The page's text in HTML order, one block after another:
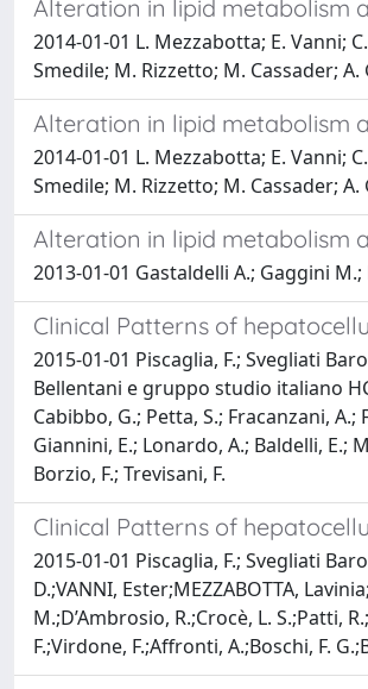
Alteration in lipid metabolism
2014-01-01 L. Mezzabotta; E. Vanni;
Smedile; M. Rizzetto; M. Cassader;
Alteration in lipid metabolism
2014-01-01 L. Mezzabotta; E. Vanni;
Smedile; M. Rizzetto; M. Cassader;
Alteration in lipid metabolism
2013-01-01 Gastaldelli A.; Gaggini M.;
Clinical Patterns of
2015-01-01 Piscaglia, F.; Svegliati
Bellentani e gruppo studio italiano
Cabibbo, G.; Petta, S.; Fracanzani, A.;
Giannini, E.; Lonardo, A.; Baldelli, E.;
Borzio, F.; Trevisani, F.
Clinical Patterns of
2015-01-01 Piscaglia, F.; Svegliati
D.;VANNI, Ester;MEZZABOTTA,
M.;D’Ambrosio, R.;Crocè, L. S.;Patti,
F.;Virdone, F.;Affronti, A.;Boschi, F.